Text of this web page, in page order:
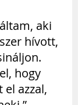
aki
hívott,
hogy
azzal,